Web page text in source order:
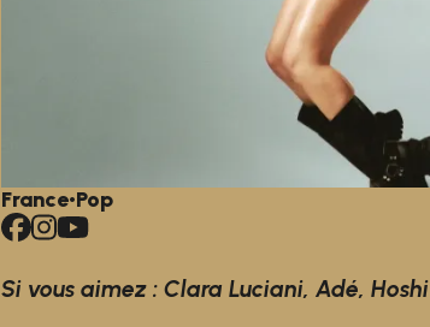
France•Pop
Si vous aimez : Clara Luciani, Adé, Hoshi